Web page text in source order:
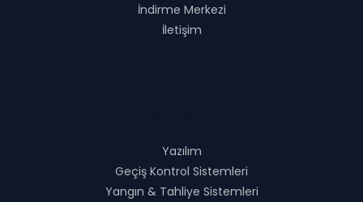
İndirme Merkezi
İletişim
Yazılım
Geçiş Kontrol Sistemleri
Yangın & Tahliye Sistemleri